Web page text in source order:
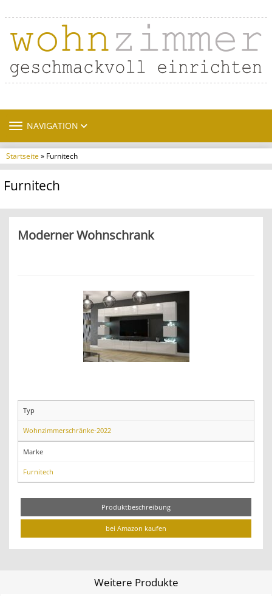
TOGGLE NAVIGATION
NAVIGATION
Startseite» Furnitech
Furnitech
Moderner Wohnschrank
Typ
Wohnzimmerschränke-2022
Marke
Furnitech
Produktbeschreibung
bei Amazon kaufen
Weitere Produkte